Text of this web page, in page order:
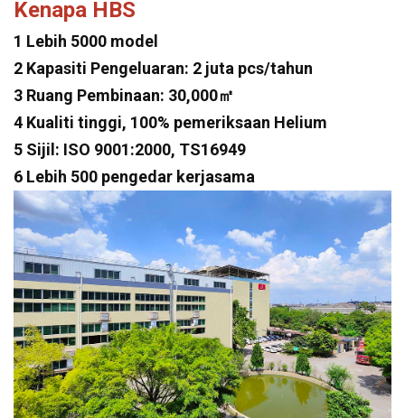
Kenapa HBS
1 Lebih 5000 model
2 Kapasiti Pengeluaran: 2 juta pcs/tahun
3 Ruang Pembinaan: 30,000㎡
4 Kualiti tinggi, 100% pemeriksaan Helium
5 Sijil: ISO 9001:2000, TS16949
6 Lebih 500 pengedar kerjasama